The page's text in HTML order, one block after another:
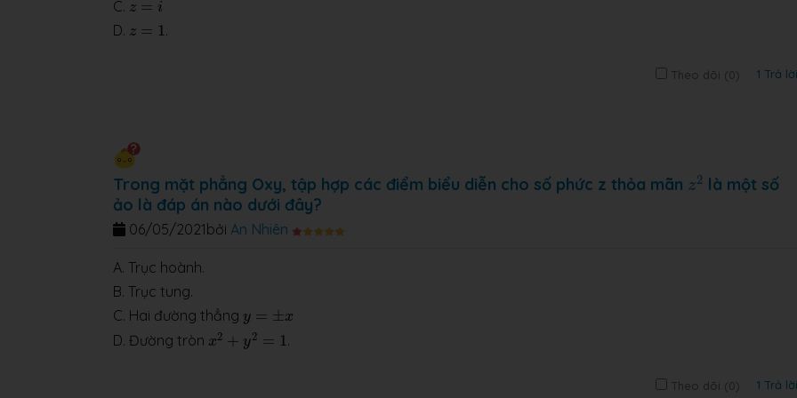
C. z = i
D. z = 1
z =1 .
Theo dõi (0) 1 Trả lời
Trong mặt phẳng Oxy, tập hợp các điểm biểu diễn cho số phức z thỏa mãn z2
2 là một số
ảo là đáp án nào dưới đây?
bởi An Nhiên
06/05/2021
A. Trục hoành.
B. Trục tung.
C. Hai đường thẳng y = ±x
y =± x
D. Đường tròn x2 + y2 = 1
2 = .
Theo dõi (0) 1 Trả lời